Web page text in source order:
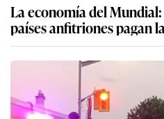
La economía del
países anfitriones pagan